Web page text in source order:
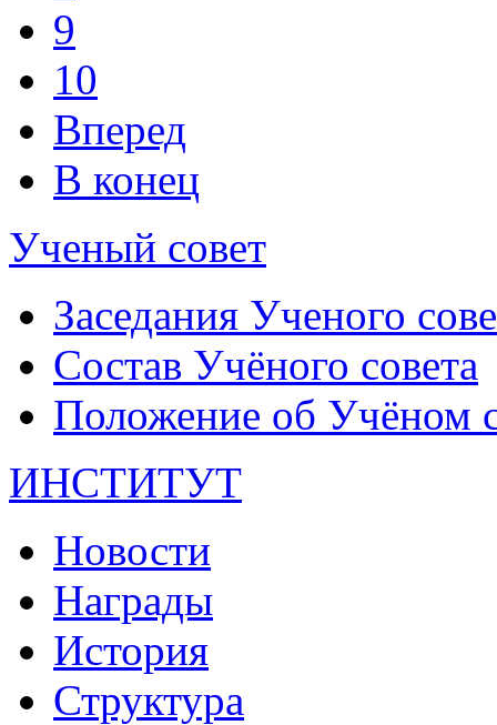
9
10
Вперед
В конец
Ученый совет
Заседания Ученого
Состав Учёного совета
Положение об Учёном
ИНСТИТУТ
Новости
Награды
История
Структура